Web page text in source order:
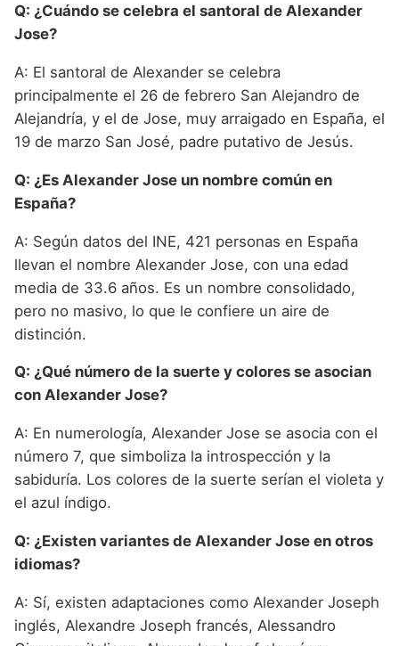
Q: ¿Cuándo se celebra el santoral de Alexander
Jose?
A: El santoral de Alexander se celebra
principalmente el 26 de febrero San Alejandro de
Alejandría, y el de Jose, muy arraigado en España, el
19 de marzo San José, padre putativo de Jesús.
Q: ¿Es Alexander Jose un nombre común en
España?
A: Según datos del INE, 421 personas en España
llevan el nombre Alexander Jose, con una edad
media de 33.6 años. Es un nombre consolidado,
pero no masivo, lo que le confiere un aire de
distinción.
Q: ¿Qué número de la suerte y colores se asocian
con Alexander Jose?
A: En numerología, Alexander Jose se asocia con el
número 7, que simboliza la introspección y la
sabiduría. Los colores de la suerte serían el violeta y
el azul índigo.
Q: ¿Existen variantes de Alexander Jose en otros
idiomas?
A: Sí, existen adaptaciones como Alexander Joseph
inglés, Alexandre Joseph francés, Alessandro